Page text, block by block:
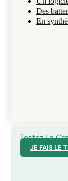
Des
En
Testez La
JE FAIS LE